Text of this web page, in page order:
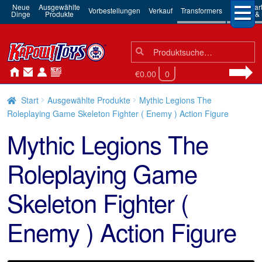
Neue
Dinge
Ausgewählte
Produkte Vorbestellungen Verkauf Transformers 3rd
Robots
Suchen
nach:
Suche
€0.00 0
Start Ausgewählte Produkte
Mythic Legions The
Roleplaying Game Skeleton Fighter ( Enemy ) Action Figure
Mythic Legions The
Roleplaying Game
Skeleton Fighter (
Enemy ) Action Figure